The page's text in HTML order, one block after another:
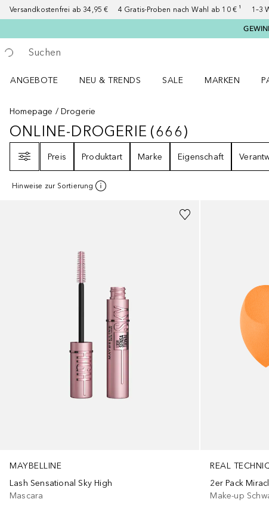
Versandkostenfrei ab 34,95 € 4 Gratis-Proben nach Wahl ab 10 € ¹ 1–3
Gehe zurück
Suche ausführen
ANGEBOTE
NEU & TRENDS
SALE
MARKEN
Homepage
Drogerie
ONLINE-DROGERIE666
ONLINE-DROGERIE (666)
Preis
Produktart Marke Eigenschaft
Hinweise zur Sortierung
MAYBELLINE
Lash Sensational Sky High
Mascara
+7
REAL
2er Pack
Make-up